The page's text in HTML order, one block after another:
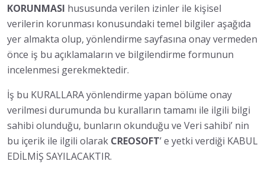
KORUNMASI hususunda verilen izinler ile kişisel
verilerin korunması konusundaki temel bilgiler aşağıda
yer almakta olup, yönlendirme sayfasına onay vermeden
önce iş bu açıklamaların ve bilgilendirme formunun
incelenmesi gerekmektedir.
İş bu KURALLARA yönlendirme yapan bölüme onay
verilmesi durumunda bu kuralların tamamı ile ilgili bilgi
sahibi olunduğu, bunların okunduğu ve Veri sahibi’ nin
bu içerik ile ilgili olarak CREOSOFT’ e yetki verdiği KABUL
EDİLMİŞ SAYILACAKTIR.